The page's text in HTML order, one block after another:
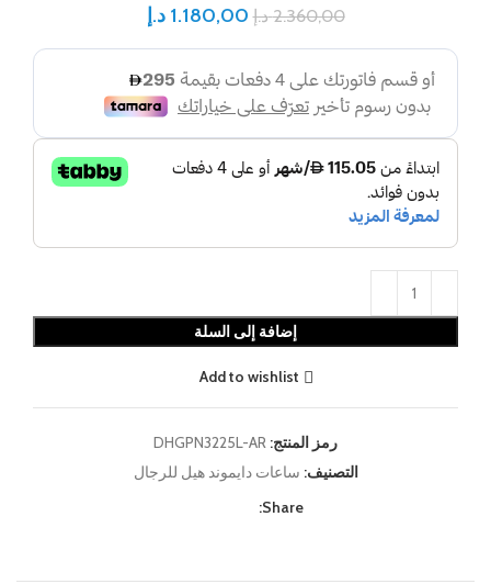
2.360,00 د.إ 1.180,00 د.إ
إضافة إلى السلة
Add to wishlist
رمز المنتج: DHGPN3225L-AR
التصنيف: ساعات دايموند هيل للرجال
Share: